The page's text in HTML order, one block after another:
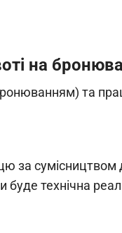
на
та
за сумісництвом
технічна